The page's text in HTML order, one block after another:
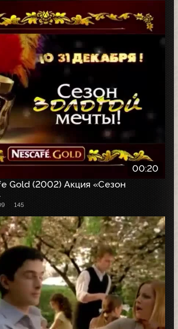
00:20
Gold (2002) Акция «Сезон
145